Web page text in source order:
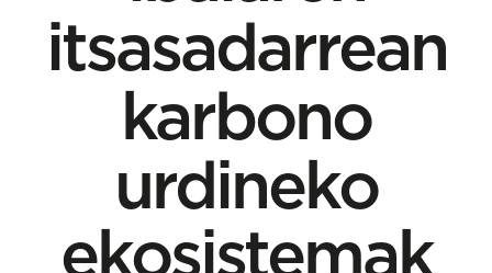
itsasadarrean
karbono
urdineko
ekosistemak